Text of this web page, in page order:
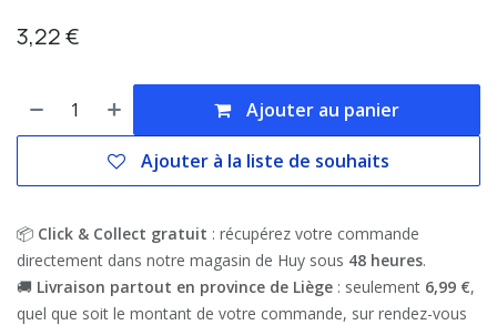
3,22€
Ajouter au panier
Ajouter à la liste de souhaits
📦 Click & Collect gratuit : récupérez votre commande
directement dans notre magasin de Huy sous 48 heures.
🚚 Livraison partout en province de Liège : seulement 6,99 €,
quel que soit le montant de votre commande, sur rendez-vous